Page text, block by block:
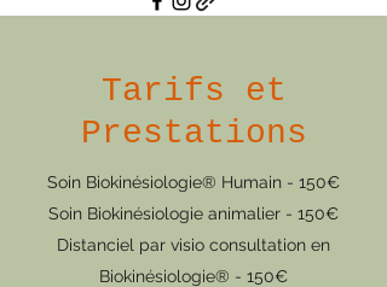
Tarifs et
Prestations
Soin Biokinésiologie® Humain - 150€
Soin Biokinésiologie animalier - 150€
Distanciel par visio consultation en
Biokinésiologie® - 150€